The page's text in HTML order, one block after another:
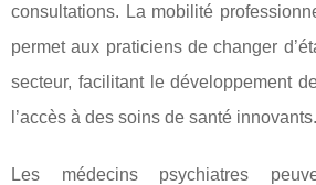
consultations. La mobilité
permet aux praticiens de changer
secteur, facilitant le développement
l’accès à des soins de santé innovants.
Les médecins psychiatres